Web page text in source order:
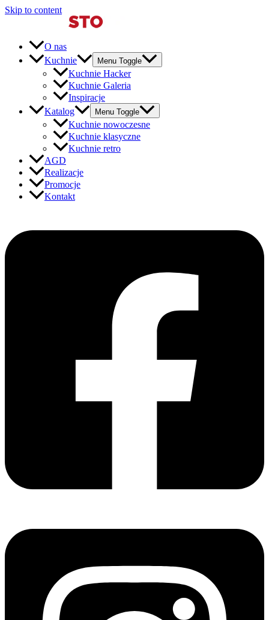
Skip to content
O nas
Kuchnie
Menu Toggle
Kuchnie Hacker
Kuchnie Galeria
Inspiracje
Katalog
Menu Toggle
Kuchnie nowoczesne
Kuchnie klasyczne
Kuchnie retro
AGD
Realizacje
Promocje
Kontakt